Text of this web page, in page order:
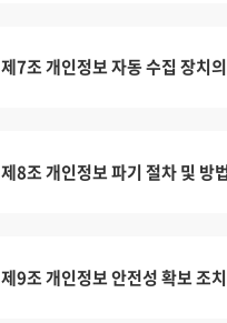
제7조 개인정보 자동 수집 장치
제8조 개인정보 파기 절차 및 방
제9조 개인정보 안전성 확보 조치